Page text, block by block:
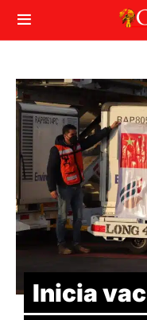
Inicia